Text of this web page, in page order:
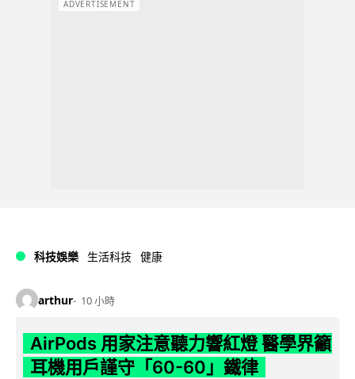
ADVERTISEMENT
科技娛樂 生活科技 健康
arthur 10 小時
AirPods 用家注意聽力響紅燈 醫學界籲
耳機用戶謹守「60-60」鐵律